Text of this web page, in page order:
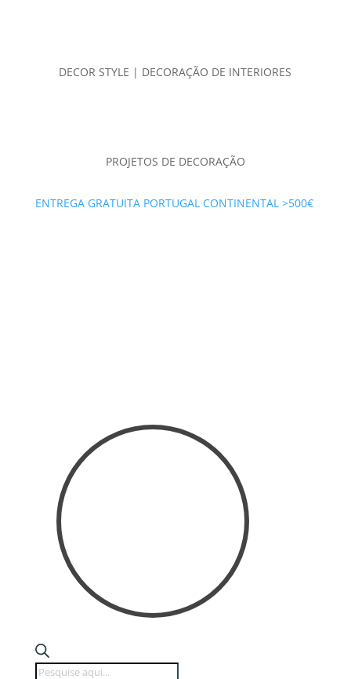
DECOR STYLE | DECORAÇÃO DE INTERIORES
PROJETOS DE DECORAÇÃO
ENTREGA GRATUITA PORTUGAL CONTINENTAL >500€
Products